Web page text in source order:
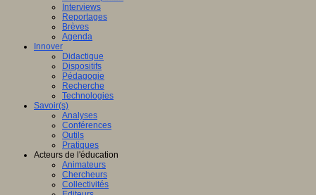
Interviews
Reportages
Brèves
Agenda
Innover
Didactique
Dispositifs
Pédagogie
Recherche
Technologies
Savoir(s)
Analyses
Conférences
Outils
Pratiques
Acteurs de l'éducation
Animateurs
Chercheurs
Collectivités